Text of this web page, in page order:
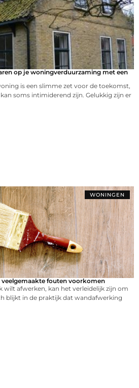
op je woningverduurzaming met een
is een slimme zet voor de toekomst,
soms intimiderend zijn. Gelukkig zijn er
WONINGEN
veelgemaakte fouten voorkomen
wilt afwerken, kan het verleidelijk zijn om
blijkt in de praktijk dat wandafwerking